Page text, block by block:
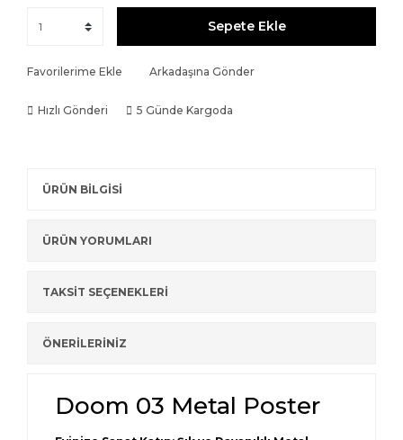
Sepete Ekle
Favorilerime Ekle Arkadaşına Gönder
Hızlı Gönderi 5 Günde Kargoda
ÜRÜN BİLGİSİ
ÜRÜN YORUMLARI
TAKSİT SEÇENEKLERİ
ÖNERİLERİNİZ
Doom 03 Metal Poster